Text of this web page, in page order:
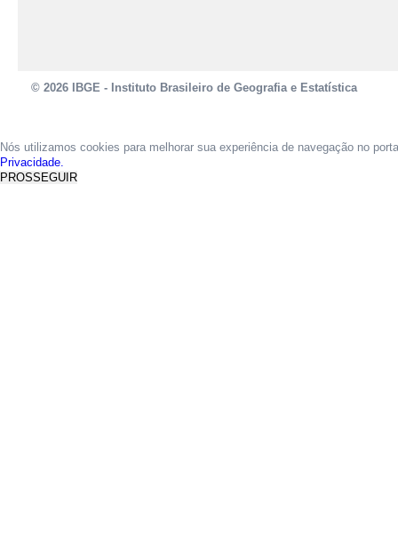
© 2026 IBGE - Instituto Brasileiro de Geografia e Estatística
Nós utilizamos cookies para melhorar sua experiência de navegação no
Privacidade.
PROSSEGUIR